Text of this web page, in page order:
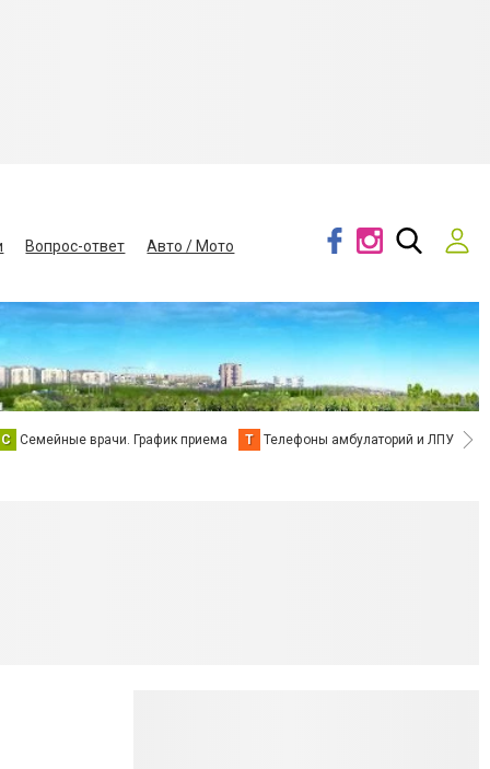
Вопрос-ответ
Авто / Мото
С Семейные врачи. График приема Т Телефоны амбулаторий и ЛПУ В